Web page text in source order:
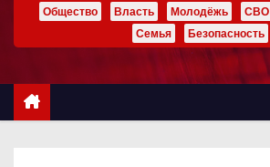
ж
Общество Власть Молодёжь СВО
Семья
Безопасность